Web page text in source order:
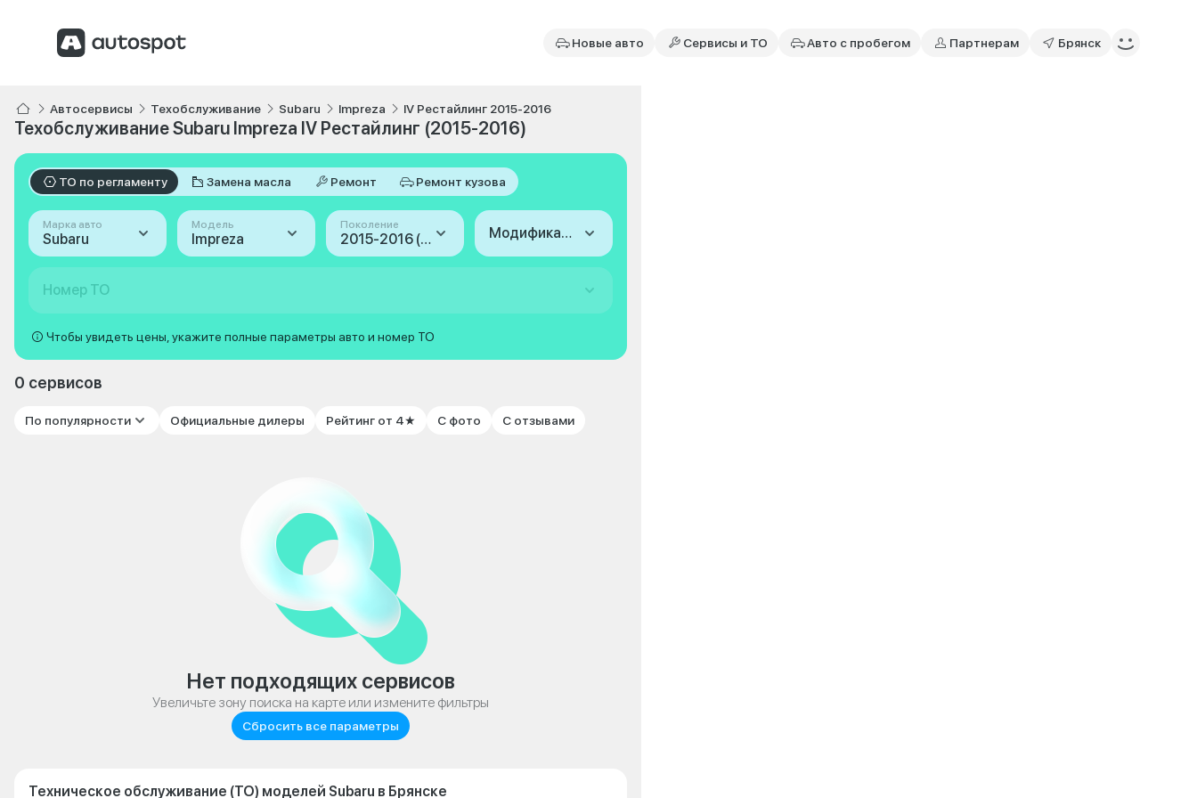
Новые авто Сервисы и ТО Авто с пробегом Партнерам Брянск
Автосервисы Техобслуживание Subaru Impreza IV Рестайлинг 2015-2016
Техобслуживание Subaru Impreza IV Рестайлинг (2015-2016)
ТО по регламенту Замена масла Ремонт Ремонт кузова
Марка авто
Subaru
Модель
Impreza
Поколение
2015-2016 (IV Рестайлинг) Модификация
Номер ТО
Чтобы увидеть цены, укажите полные параметры авто и номер ТО
0 сервисов
По популярности Официальные дилеры Рейтинг от 4★ С фото С отзывами
Нет подходящих сервисов
Увеличьте зону поиска на карте или измените фильтры
Сбросить все параметры
Техническое обслуживание (ТО) моделей Subaru в Брянске